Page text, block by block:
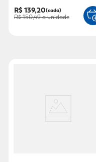
R$ 139,20(cada)
R$ 150,49a unidade